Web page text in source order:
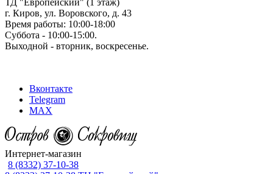
ТД "Европейский" (1 этаж)
г. Киров, ул. Воровского, д. 43
Время работы: 10:00-18:00
Суббота - 10:00-15:00.
Выходной - вторник, воскресенье.
Вконтакте
Telegram
MAX
Интернет-магазин
8 (8332) 37-10-38